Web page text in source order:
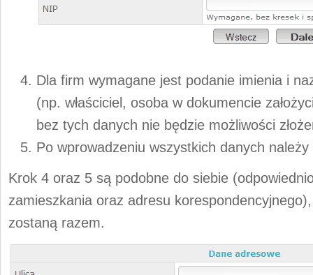
Dla firm wymagane jest podanie imienia i
(np. właściciel, osoba w dokumencie
bez tych danych nie będzie możliwości
Po wprowadzeniu wszystkich danych
Krok 4 oraz 5 są podobne do siebie
zamieszkania oraz adresu
zostaną razem.